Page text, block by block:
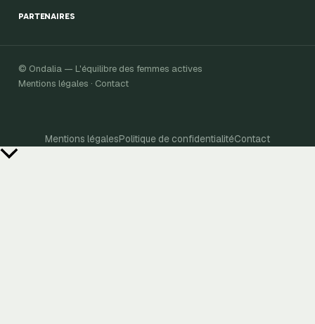
PARTENAIRES
© Ondalia — L'équilibre des femmes actives
Mentions légales · Contact
Mentions légalesPolitique de confidentialitéContact